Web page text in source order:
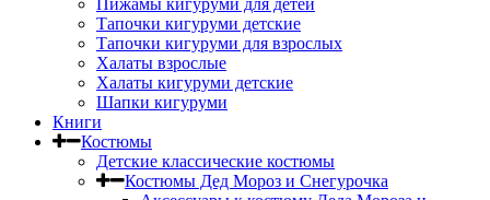
Пижамы кигуруми для детей
Тапочки кигуруми детские
Тапочки кигуруми для взрослых
Халаты взрослые
Халаты кигуруми детские
Шапки кигуруми
Книги
Костюмы
Детские классические костюмы
Костюмы Дед Мороз и Снегурочка